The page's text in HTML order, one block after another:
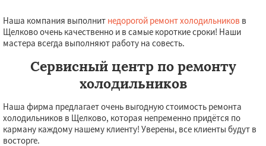
Наша компания выполнит недорогой ремонт холодильников в
Щелково очень качественно и в самые короткие сроки! Наши
мастера всегда выполняют работу на совесть.
Сервисный центр по ремонту
холодильников
Наша фирма предлагает очень выгодную стоимость ремонта
холодильников в Щелково, которая непременно придётся по
карману каждому нашему клиенту! Уверены, все клиенты будут в
восторге.